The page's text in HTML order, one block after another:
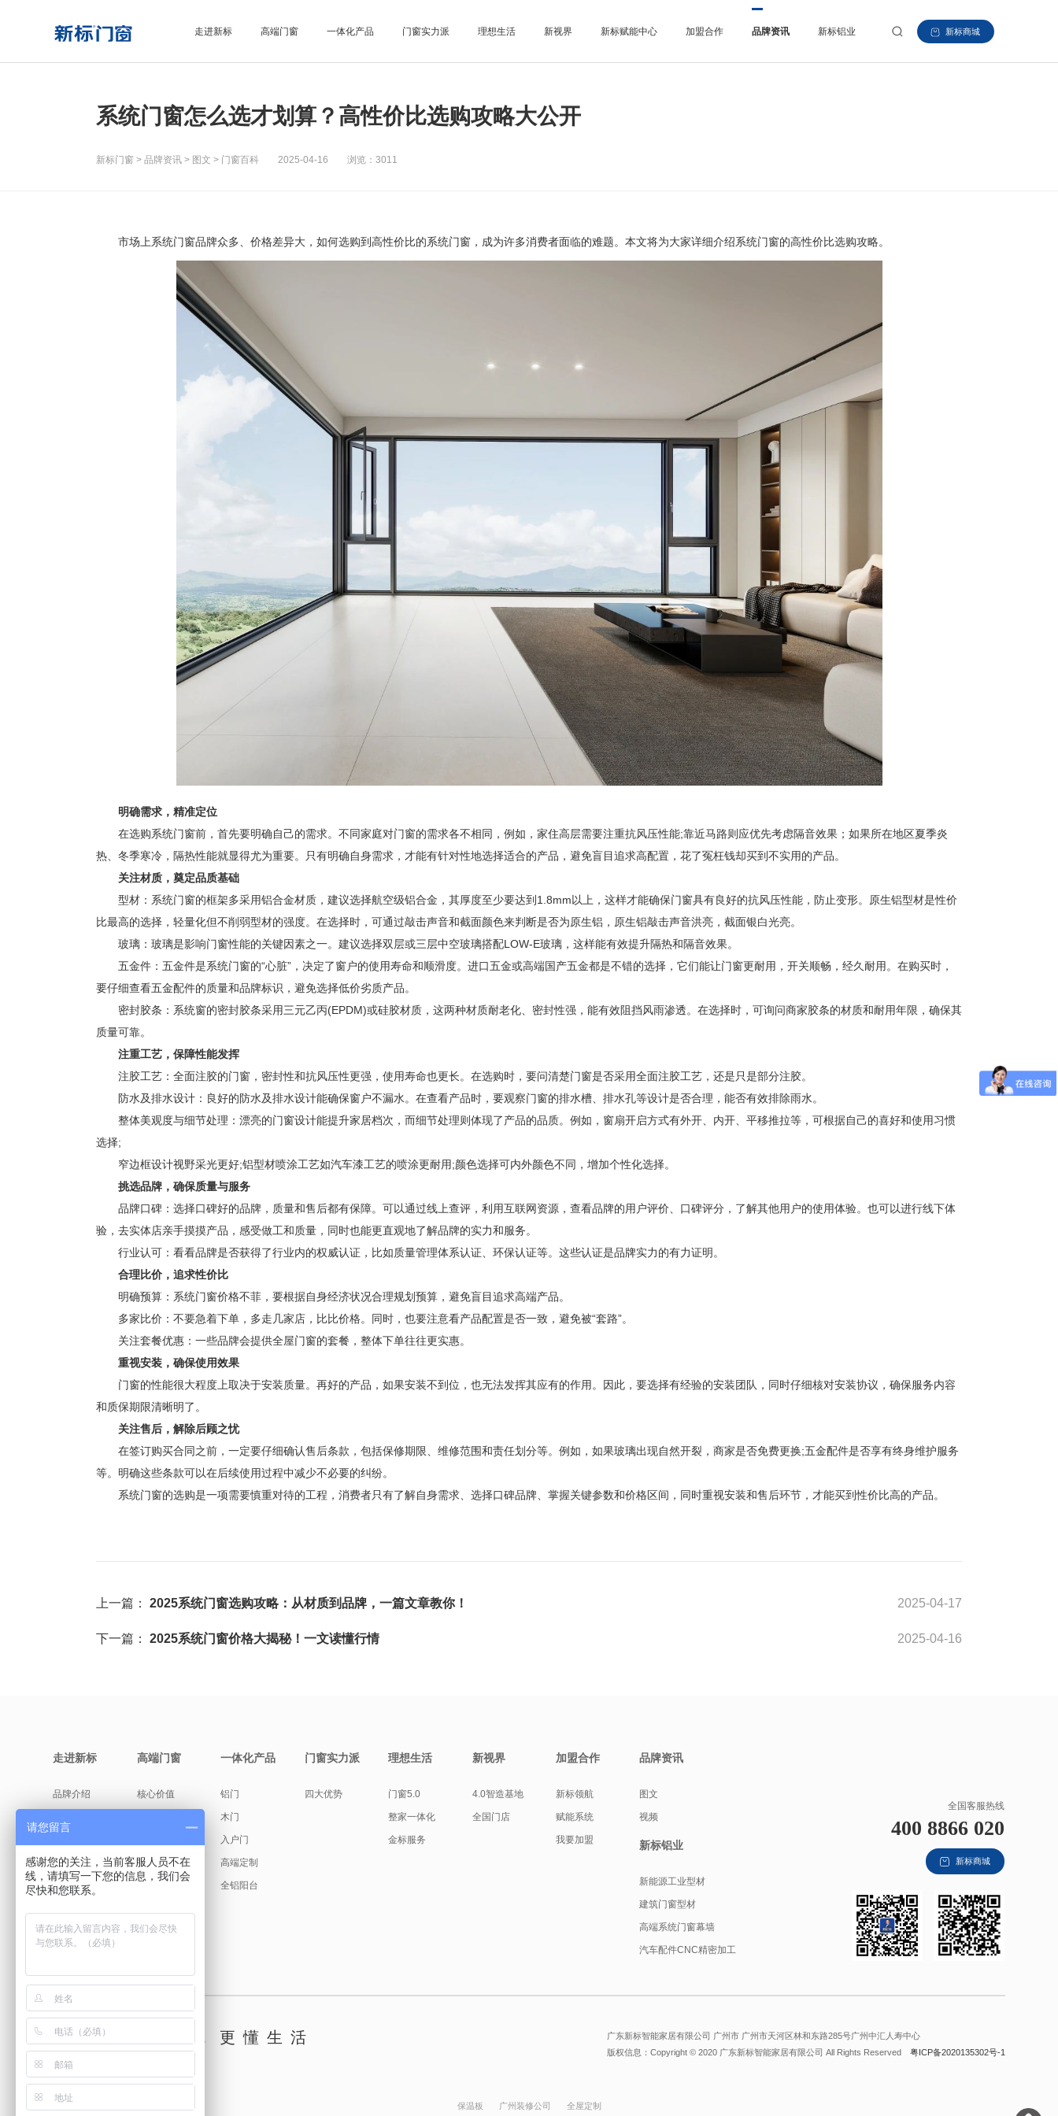
新标商城
走进新标 高端门窗 一体化产品 门窗实力派 理想生活 新视界 新标赋能中心 加盟合作 品牌资讯 新标铝业
系统门窗怎么选才划算？高性价比选购攻略大公开
新标门窗 > 品牌资讯 > 图文 > 门窗百科 2025-04-16 浏览：3011
市场上系统门窗品牌众多、价格差异大，如何选购到高性价比的系统门窗，成为许多消费者面临的难题。本文将为大家详细介绍系统门窗的高性价比选购攻略。
明确需求，精准定位
在选购系统门窗前，首先要明确自己的需求。不同家庭对门窗的需求各不相同，例如，家住高层需要注重抗风压性能;靠近马路则应优先考虑隔音效果；如果所在地区夏季炎
热、冬季寒冷，隔热性能就显得尤为重要。只有明确自身需求，才能有针对性地选择适合的产品，避免盲目追求高配置，花了冤枉钱却买到不实用的产品。
关注材质，奠定品质基础
型材：系统门窗的框架多采用铝合金材质，建议选择航空级铝合金，其厚度至少要达到1.8mm以上，这样才能确保门窗具有良好的抗风压性能，防止变形。原生铝型材是性价
比最高的选择，轻量化但不削弱型材的强度。在选择时，可通过敲击声音和截面颜色来判断是否为原生铝，原生铝敲击声音洪亮，截面银白光亮。
玻璃：玻璃是影响门窗性能的关键因素之一。建议选择双层或三层中空玻璃搭配LOW-E玻璃，这样能有效提升隔热和隔音效果。
五金件：五金件是系统门窗的“心脏”，决定了窗户的使用寿命和顺滑度。进口五金或高端国产五金都是不错的选择，它们能让门窗更耐用，开关顺畅，经久耐用。在购买时，
要仔细查看五金配件的质量和品牌标识，避免选择低价劣质产品。
密封胶条：系统窗的密封胶条采用三元乙丙(EPDM)或硅胶材质，这两种材质耐老化、密封性强，能有效阻挡风雨渗透。在选择时，可询问商家胶条的材质和耐用年限，确保其
质量可靠。
注重工艺，保障性能发挥
注胶工艺：全面注胶的门窗，密封性和抗风压性更强，使用寿命也更长。在选购时，要问清楚门窗是否采用全面注胶工艺，还是只是部分注胶。
防水及排水设计：良好的防水及排水设计能确保窗户不漏水。在查看产品时，要观察门窗的排水槽、排水孔等设计是否合理，能否有效排除雨水。
整体美观度与细节处理：漂亮的门窗设计能提升家居档次，而细节处理则体现了产品的品质。例如，窗扇开启方式有外开、内开、平移推拉等，可根据自己的喜好和使用习惯
选择;
窄边框设计视野采光更好;铝型材喷涂工艺如汽车漆工艺的喷涂更耐用;颜色选择可内外颜色不同，增加个性化选择。
挑选品牌，确保质量与服务
品牌口碑：选择口碑好的品牌，质量和售后都有保障。可以通过线上查评，利用互联网资源，查看品牌的用户评价、口碑评分，了解其他用户的使用体验。也可以进行线下体
验，去实体店亲手摸摸产品，感受做工和质量，同时也能更直观地了解品牌的实力和服务。
行业认可：看看品牌是否获得了行业内的权威认证，比如质量管理体系认证、环保认证等。这些认证是品牌实力的有力证明。
合理比价，追求性价比
明确预算：系统门窗价格不菲，要根据自身经济状况合理规划预算，避免盲目追求高端产品。
多家比价：不要急着下单，多走几家店，比比价格。同时，也要注意看产品配置是否一致，避免被“套路”。
关注套餐优惠：一些品牌会提供全屋门窗的套餐，整体下单往往更实惠。
重视安装，确保使用效果
门窗的性能很大程度上取决于安装质量。再好的产品，如果安装不到位，也无法发挥其应有的作用。因此，要选择有经验的安装团队，同时仔细核对安装协议，确保服务内容
和质保期限清晰明了。
关注售后，解除后顾之忧
在签订购买合同之前，一定要仔细确认售后条款，包括保修期限、维修范围和责任划分等。例如，如果玻璃出现自然开裂，商家是否免费更换;五金配件是否享有终身维护服务
等。明确这些条款可以在后续使用过程中减少不必要的纠纷。
系统门窗的选购是一项需要慎重对待的工程，消费者只有了解自身需求、选择口碑品牌、掌握关键参数和价格区间，同时重视安装和售后环节，才能买到性价比高的产品。
上一篇： 2025系统门窗选购攻略：从材质到品牌，一篇文章教你！ 2025-04-17
下一篇： 2025系统门窗价格大揭秘！一文读懂行情 2025-04-16
走进新标
品牌介绍
发展历程
荣耀见证
古天乐代言
高端门窗
核心价值
一体化产品
铝门
木门
入户门
高端定制
全铝阳台
门窗实力派
四大优势
理想生活
门窗5.0
整家一体化
金标服务
新视界
4.0智造基地
全国门店
加盟合作
新标领航
赋能系统
我要加盟
品牌资讯
图文
视频
新标铝业
新能源工业型材
建筑门窗型材
高端系统门窗幕墙
汽车配件CNC精密加工
全国客服热线
400 8866 020
新标商城
懂你，更懂生活
广东新标智能家居有限公司 广州市 广州市天河区林和东路285号广州中汇人寿中心
版权信息：Copyright © 2020 广东新标智能家居有限公司 All Rights Reserved 粤ICP备2020135302号-1
保温板 广州装修公司 全屋定制
请您留言
感谢您的关注，当前客服人员不在
线，请填写一下您的信息，我们会
尽快和您联系。